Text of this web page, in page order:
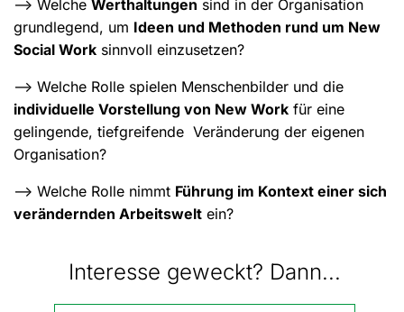
–> Welche Werthaltungen sind in der Organisation
grundlegend, um Ideen und Methoden rund um New
Social Work sinnvoll einzusetzen?
–> Welche Rolle spielen Menschenbilder und die
individuelle Vorstellung von New Work für eine
gelingende, tiefgreifende Veränderung der eigenen
Organisation?
–> Welche Rolle nimmt Führung im Kontext einer sich
verändernden Arbeitswelt ein?
Interesse geweckt? Dann...